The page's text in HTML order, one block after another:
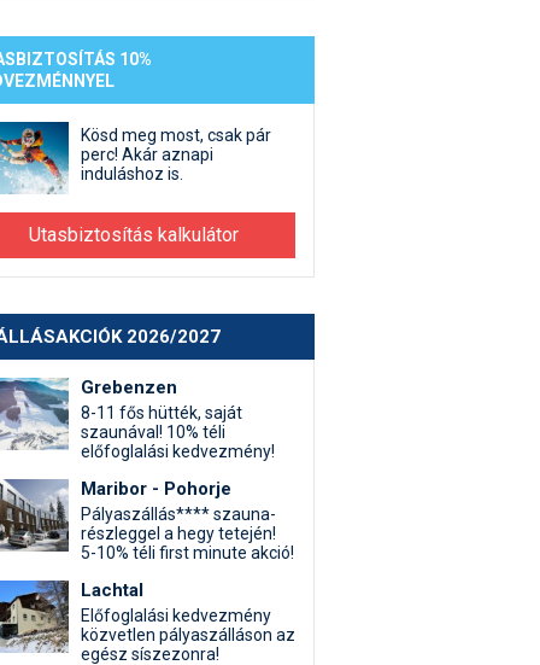
10%
Kösd meg most, csak pár
perc! Akár aznapi
induláshoz is.
Utasbiztosítás kalkulátor
2026/2027
Grebenzen
8-11 fős hütték, saját
szaunával! 10% téli
előfoglalási kedvezmény!
Maribor - Pohorje
Pályaszállás**** szauna-
részleggel a hegy tetején!
5-10% téli first minute akció!
Lachtal
Előfoglalási kedvezmény
közvetlen pályaszálláson az
egész síszezonra!